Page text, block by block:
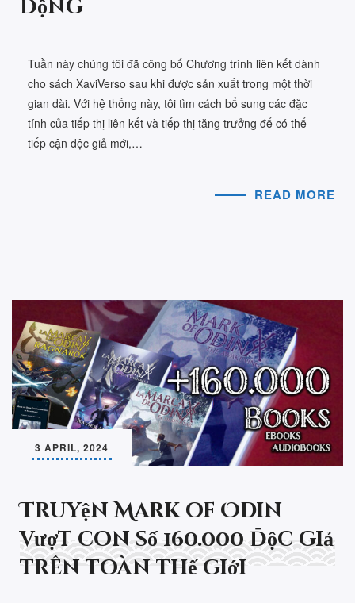
động
Tuần này chúng tôi đã công bố Chương trình liên kết dành
cho sách XaviVerso sau khi được sản xuất trong một thời
gian dài. Với hệ thống này, tôi tìm cách bổ sung các đặc
tính của tiếp thị liên kết và tiếp thị tăng trưởng để có thể
tiếp cận độc giả mới,…
READ MORE
3 APRIL, 2024
Truyện Mark of Odin
vượt con số 160.000 độc giả
trên toàn thế giới